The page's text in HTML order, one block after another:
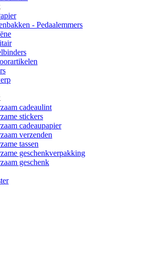
- Pedaalemmers
cadeaulint
stickers
cadeaupapier
verzenden
tassen
geschenkverpakking
geschenk